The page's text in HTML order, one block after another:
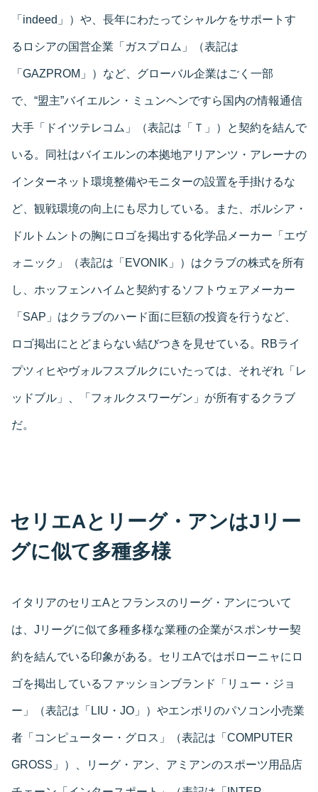
「indeed」）や、長年にわたってシャルケをサポートす
るロシアの国営企業「ガスプロム」（表記は
「GAZPROM」）など、グローバル企業はごく一部
で、“盟主”バイエルン・ミュンヘンですら国内の情報通信
大手「ドイツテレコム」（表記は「Ｔ」）と契約を結んで
いる。同社はバイエルンの本拠地アリアンツ・アレーナの
インターネット環境整備やモニターの設置を手掛けるな
ど、観戦環境の向上にも尽力している。また、ボルシア・
ドルトムントの胸にロゴを掲出する化学品メーカー「エヴ
ォニック」（表記は「EVONIK」）はクラブの株式を所有
し、ホッフェンハイムと契約するソフトウェアメーカー
「SAP」はクラブのハード面に巨額の投資を行うなど、
ロゴ掲出にとどまらない結びつきを見せている。RBライ
プツィヒやヴォルフスブルクにいたっては、それぞれ「レ
ッドブル」、「フォルクスワーゲン」が所有するクラブ
だ。
セリエAとリーグ・アンはJリー
グに似て多種多様
イタリアのセリエAとフランスのリーグ・アンについて
は、Jリーグに似て多種多様な業種の企業がスポンサー契
約を結んでいる印象がある。セリエAではボローニャにロ
ゴを掲出しているファッションブランド「リュー・ジョ
ー」（表記は「LIU・JO」）やエンポリのパソコン小売業
者「コンピューター・グロス」（表記は「COMPUTER
GROSS」）、リーグ・アン、アミアンのスポーツ用品店